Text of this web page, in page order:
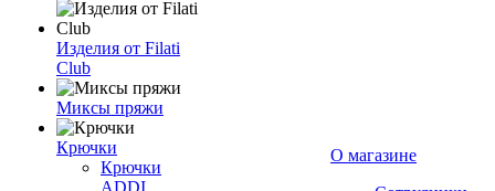
Изделия от Filati
Club
Миксы пряжи
Крючки
Крючки
ADDI
О магазине